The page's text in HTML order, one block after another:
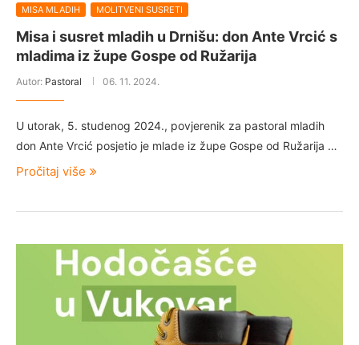
MISA MLADIH MOLITVENI SUSRETI
Misa i susret mladih u Drnišu: don Ante Vrcić s
mladima iz župe Gospe od Ružarija
Autor: Pastoral 06. 11. 2024.
U utorak, 5. studenog 2024., povjerenik za pastoral mladih
don Ante Vrcić posjetio je mlade iz župe Gospe od Ružarija …
Pročitaj više